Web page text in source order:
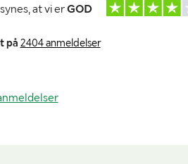
at vi erGOD
på 2404 anmeldelser